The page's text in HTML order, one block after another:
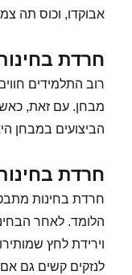
אבוקדו, וכוס תה
חרדת
רוב התלמידים
מבחן. עם זאת,
הביצועים במבחן
חרדת
חרדת בחינות
הלומד. לאחר
וירידת לחץ
לנזקים קשים גם